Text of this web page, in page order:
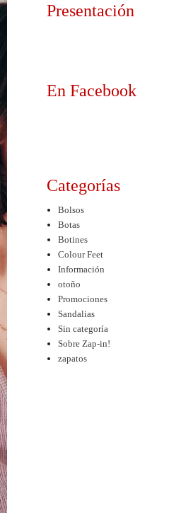
Presentación
En Facebook
Categorías
Bolsos
Botas
Botines
Colour Feet
Información
otoño
Promociones
Sandalias
Sin categoría
Sobre Zap-in!
zapatos